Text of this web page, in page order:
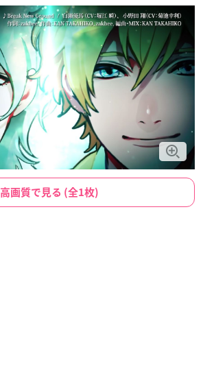
高画質で見る (全1枚)